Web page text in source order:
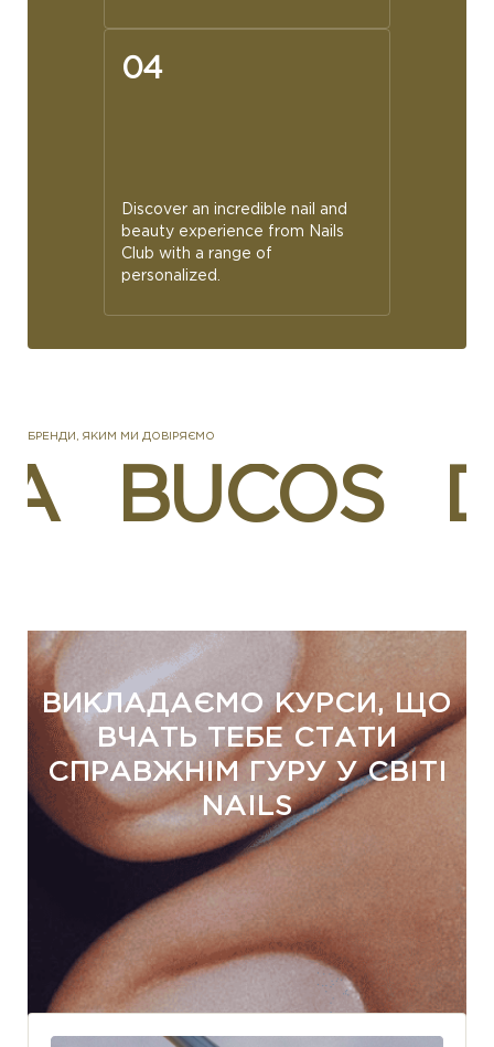
04
Discover an incredible nail and
beauty experience from Nails
Club with a range of
personalized.
БРЕНДИ, ЯКИМ МИ ДОВІРЯЄМО
BUCOS
ВИКЛАДАЄМО КУРСИ, ЩО
ВЧАТЬ ТЕБЕ СТАТИ
СПРАВЖНІМ ГУРУ У СВІТІ
NAILS